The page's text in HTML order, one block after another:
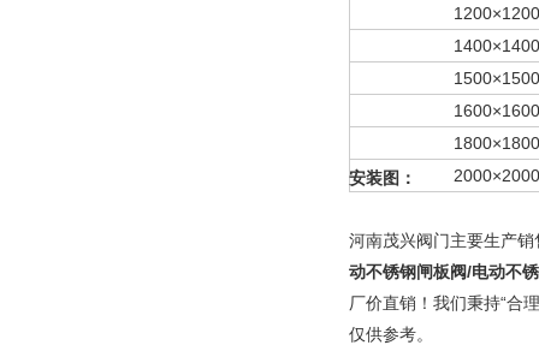
1200×1200
1400×1400
1500×1500
1600×1600
1800×1800
2000×2000
安装图：
河南茂兴阀门主要生产销
动不锈钢闸板阀/电动不
厂价直销！我们秉持“合
仅供参考。